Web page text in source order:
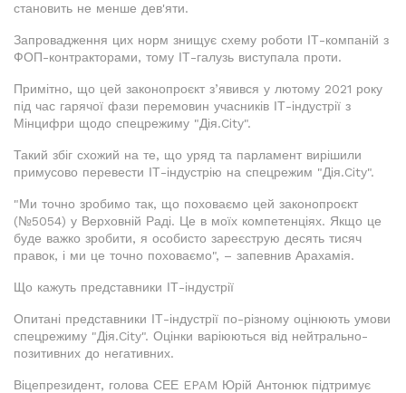
становить не менше дев'яти.
Запровадження цих норм знищує схему роботи ІТ-компаній з
ФОП-контракторами, тому ІТ-галузь виступала проти.
Примітно, що цей законопроєкт з’явився у лютому 2021 року
під час гарячої фази перемовин учасників ІТ-індустрії з
Мінцифри щодо спецрежиму "Дія.City".
Такий збіг схожий на те, що уряд та парламент вирішили
примусово перевести ІТ-індустрію на спецрежим "Дія.City".
"Ми точно зробимо так, що поховаємо цей законопроєкт
(№5054) у Верховній Раді. Це в моїх компетенціях. Якщо це
буде важко зробити, я особисто зареєструю десять тисяч
правок, і ми це точно поховаємо", – запевнив Арахамія.
Що кажуть представники ІТ-індустрії
Опитані представники ІТ-індустрії по-різному оцінюють умови
спецрежиму "Дія.City". Оцінки варіюються від нейтрально-
позитивних до негативних.
Віцепрезидент, голова СЕЕ EPAM Юрій Антонюк підтримує